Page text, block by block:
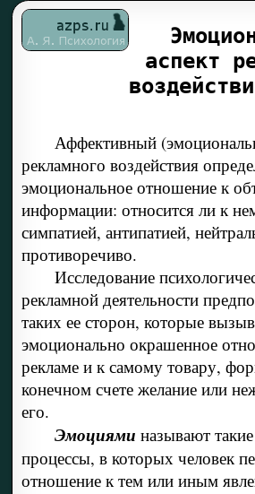
аспект
Аффективный
рекламного воздействия
эмоциональное отношение к
информации: относится ли к
симпатией, антипатией,
противоречиво.
Исследование
рекламной деятельности
таких ее сторон, которые
эмоционально окрашенное
рекламе и к самому товару,
конечном счете желание или
его.
Эмоциями называют
процессы, в которых человек
отношение к тем или иным